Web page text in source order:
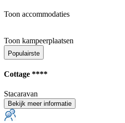
Toon accommodaties
Toon kampeerplaatsen
Populairste
Cottage ****
Stacaravan
Bekijk meer informatie